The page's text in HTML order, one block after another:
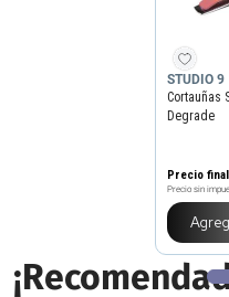
STUDIO 9
Cortauñas
Degrade
Precio final
Precio sin